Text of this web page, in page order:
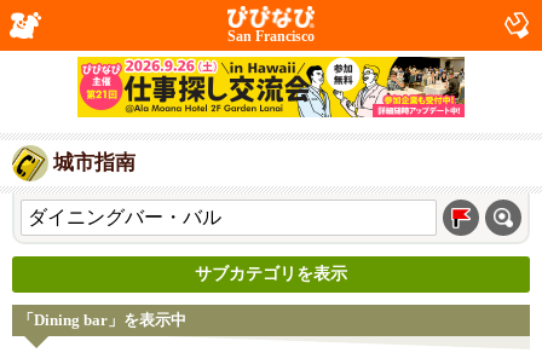
San Francisco
城市指南
サブカテゴリを表示
「Dining bar」を表示中